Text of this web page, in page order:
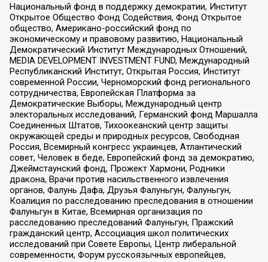
Национальный фонд в поддержку демократии, Институт
Открытое Общество Фонд Содействия, Фонд Открытое
общество, Американо-российский фонд по
экономическому и правовому развитию, Национальный
Демократический Институт Международных Отношений,
MEDIA DEVELOPMENT INVESTMENT FUND, Международный
Республиканский Институт, Открытая Россия, Институт
современной России, Черноморский фонд регионального
сотрудничества, Европейская Платформа за
Демократические Выборы, Международный центр
электоральных исследований, Германский фонд Маршалла
Соединенных Штатов, Тихоокеанский центр защиты
окружающей среды и природных ресурсов, Свободная
Россия, Всемирный конгресс украинцев, Атлантический
совет, Человек в беде, Европейский фонд за демократию,
Джеймстаунский фонд, Прожект Хармони, Родники
дракона, Врачи против насильственного извлечения
органов, Фалунь Дафа, Друзья Фалуньгун, Фалуньгун,
Коалиция по расследованию преследования в отношении
Фалуньгун в Китае, Всемирная организация по
расследованию преследований Фалуньгун, Пражский
гражданский центр, Ассоциация школ политических
исследований при Совете Европы, Центр либеральной
современности, Форум русскоязычных европейцев,